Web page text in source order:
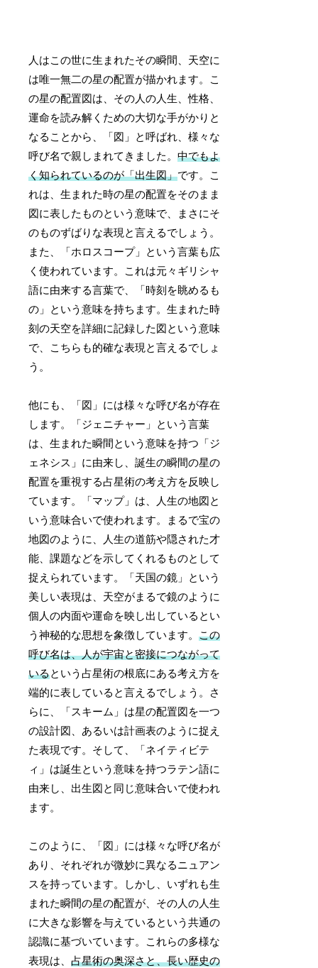
人はこの世に生まれたその瞬間、天空に
は唯一無二の星の配置が描かれます。こ
の星の配置図は、その人の人生、性格、
運命を読み解くための大切な手がかりと
なることから、「図」と呼ばれ、様々な
呼び名で親しまれてきました。中でもよ
く知られているのが「出生図」です。こ
れは、生まれた時の星の配置をそのまま
図に表したものという意味で、まさにそ
のものずばりな表現と言えるでしょう。
また、「ホロスコープ」という言葉も広
く使われています。これは元々ギリシャ
語に由来する言葉で、「時刻を眺めるも
の」という意味を持ちます。生まれた時
刻の天空を詳細に記録した図という意味
で、こちらも的確な表現と言えるでしょ
う。
他にも、「図」には様々な呼び名が存在
します。「ジェニチャー」という言葉
は、生まれた瞬間という意味を持つ「ジ
ェネシス」に由来し、誕生の瞬間の星の
配置を重視する占星術の考え方を反映し
ています。「マップ」は、人生の地図と
いう意味合いで使われます。まるで宝の
地図のように、人生の道筋や隠された才
能、課題などを示してくれるものとして
捉えられています。「天国の鏡」という
美しい表現は、天空がまるで鏡のように
個人の内面や運命を映し出しているとい
う神秘的な思想を象徴しています。この
呼び名は、人が宇宙と密接につながって
いるという占星術の根底にある考え方を
端的に表していると言えるでしょう。さ
らに、「スキーム」は星の配置図を一つ
の設計図、あるいは計画表のように捉え
た表現です。そして、「ネイティビテ
ィ」は誕生という意味を持つラテン語に
由来し、出生図と同じ意味合いで使われ
ます。
このように、「図」には様々な呼び名が
あり、それぞれが微妙に異なるニュアン
スを持っています。しかし、いずれも生
まれた瞬間の星の配置が、その人の人生
に大きな影響を与えているという共通の
認識に基づいています。これらの多様な
表現は、占星術の奥深さと、長い歴史の